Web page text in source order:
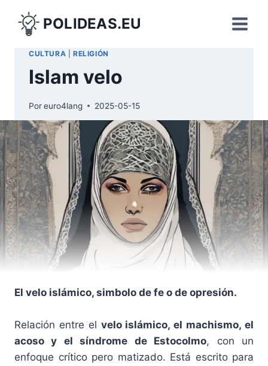
contenido
POLIDEAS.EU
CULTURA RELIGIÓN
Islam velo
Poreuro4lang 2025-05-15
El velo islámico, simbolo de fe o de opresión.
Relación entre el velo islámico, el machismo, el
acoso y el síndrome de Estocolmo, con un
enfoque crítico pero matizado. Está escrito para